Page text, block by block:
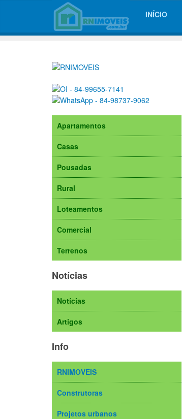
INÍCIO
Apartamentos
Casas
Pousadas
Rural
Loteamentos
Comercial
Terrenos
Notícias
Notícias
Artigos
Info
RNIMOVEIS
Construtoras
Projetos urbanos